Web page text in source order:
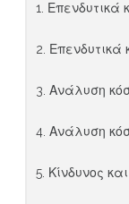
1. Επενδυτικά
2.
3. Ανάλυση
4. Ανάλυση
5. Κίνδυνος